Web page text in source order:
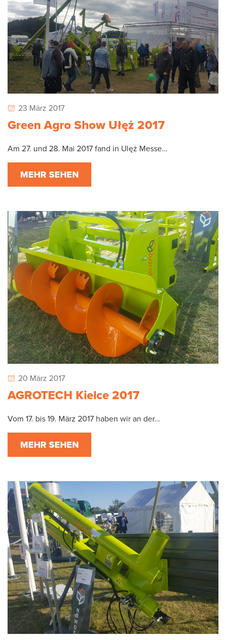
23 März 2017
Green Agro Show Ułęż 2017
Am 27. und 28. Mai 2017 fand in Ulęż Messe…
MEHR SEHEN
20 März 2017
AGROTECH Kielce 2017
Vom 17. bis 19. März 2017 haben wir an der…
MEHR SEHEN